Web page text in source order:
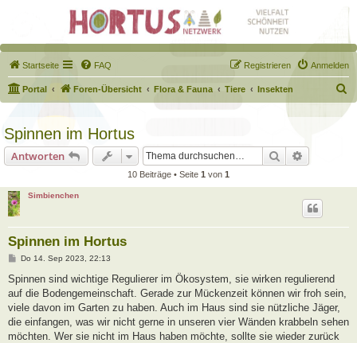
Startseite FAQ Anmelden
Registrieren
Portal Foren-Übersicht Flora & Fauna Tiere Insekten
u
Spinnen im Hortus
Antworten Suche
10 Beiträge • Seite 1 von 1
Simbienchen
Spinnen im Hortus
B
i
r
a
Do 14. Sep 2023, 22:13
Spinnen sind wichtige Regulierer im Ökosystem, sie wirken regulierend
auf die Bodengemeinschaft. Gerade zur Mückenzeit können wir froh sein,
viele davon im Garten zu haben. Auch im Haus sind sie nützliche Jäger,
die einfangen, was wir nicht gerne in unseren vier Wänden krabbeln sehen
möchten. Wer sie nicht im Haus haben möchte, sollte sie wieder zurück